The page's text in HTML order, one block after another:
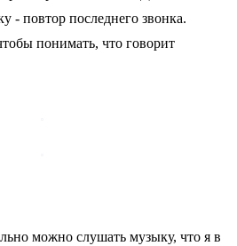
- повтор последнего звонка.
понимать, что говорит
можно слушать музыку, что я в